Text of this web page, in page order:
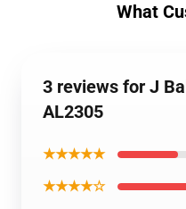
What
3 reviews for J
AL2305
★★★★★
★★★★☆